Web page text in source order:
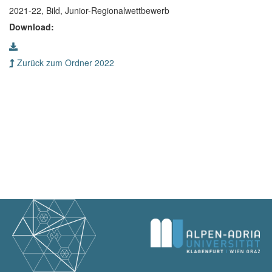
2021-22, Bild, Junior-Regionalwettbewerb
Download:
Zurück zum Ordner 2022